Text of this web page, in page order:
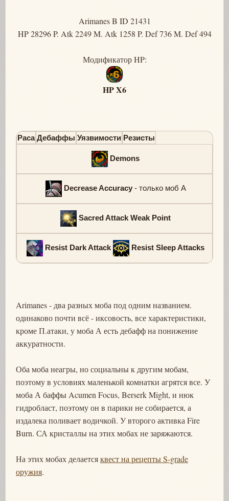
Arimanes B ID 21431
HP 28296 P. Atk 2249 M. Atk 1258 P. Def 736 M. Def 494
Модификатор HP:
HP X6
Раса Дебаффы Уязвимости Резисты
Demons
Decrease Accuracy- только моб А
Sacred Attack Weak Point
Resist Dark Attack Resist Sleep Attacks
Arimanes - два разных моба под одним названием.
одинаково почти всё - иксовость, все характеристики,
кроме П.атаки, у моба А есть дебафф на понижение
аккуратности.
Оба моба неагры, но социальны к другим мобам,
поэтому в условиях маленькой комнатки агрятся все. У
моба А баффы Acumen Focus, Berserk Might, и нюк
гидробласт, поэтому он в парики не собирается, а
издалека поливает водичкой. У второго активка Fire
Burn. СА кристаллы на этих мобах не заряжаются.
На этих мобах делаетсяквест на рецепты S-grade
оружия.